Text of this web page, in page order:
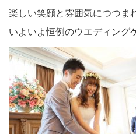
楽しい笑顔と雰囲気につつま
いよいよ恒例のウエディング